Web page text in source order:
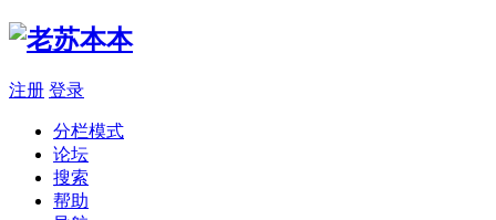
注册 登录
分栏模式
论坛
搜索
帮助